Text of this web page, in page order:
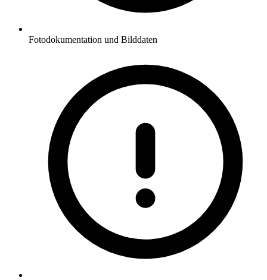
Fotodokumentation und Bilddaten